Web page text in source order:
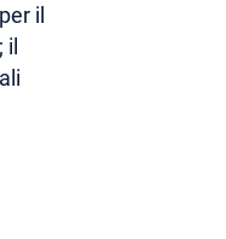
il
; il